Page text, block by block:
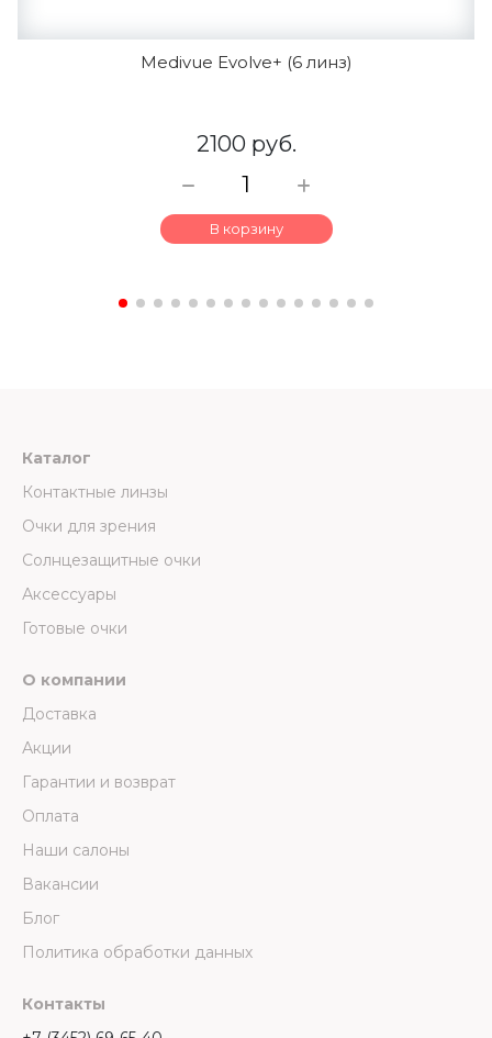
Medivue Evolve+ (6 линз)
2100 руб.
В корзину
Каталог
Контактные линзы
Очки для зрения
Солнцезащитные очки
Аксессуары
Готовые очки
О компании
Доставка
Акции
Гарантии и возврат
Оплата
Наши салоны
Вакансии
Блог
Политика обработки данных
Контакты